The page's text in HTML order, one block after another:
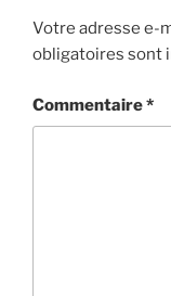
Votre adresse e-
obligatoires sont
Commentaire*